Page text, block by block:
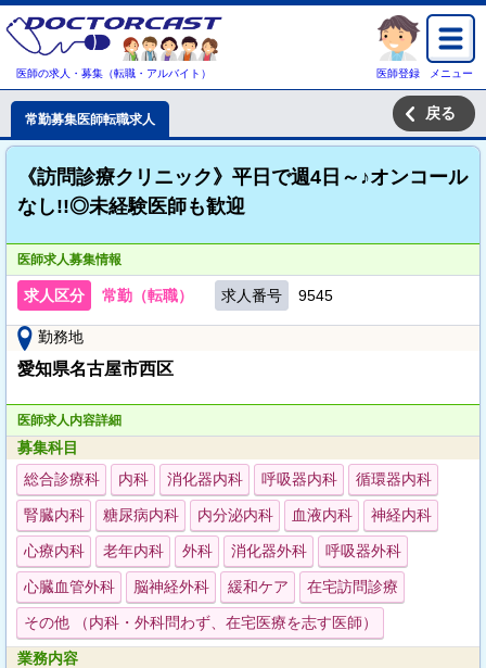
医師の求人・募集（転職・アルバイト） 医師登録 メニュー
常勤募集医師転職求人 戻る
《訪問診療クリニック》平日で週4日～♪オンコール
なし!!◎未経験医師も歓迎
医師求人募集情報
求人区分 常勤（転職） 求人番号 9545
勤務地
愛知県名古屋市西区
医師求人内容詳細
募集科目
総合診療科
内科 消化器内科 呼吸器内科 循環器内科
腎臓内科 糖尿病内科 内分泌内科 血液内科 神経内科
心療内科 老年内科 外科 消化器外科 呼吸器外科
心臓血管外科 脳神経外科 緩和ケア 在宅訪問診療
その他 （内科・外科問わず、在宅医療を志す医師）
業務内容